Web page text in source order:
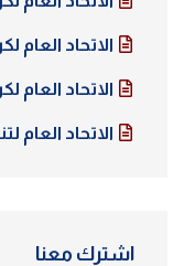
الاتحاد العام
الاتحاد العام
الاتحاد العام
اشترك معنا